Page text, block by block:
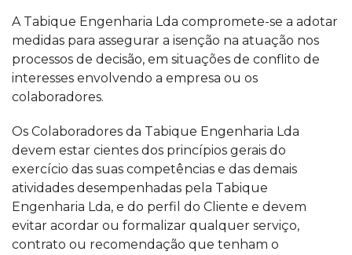
A Tabique Engenharia Lda compromete-se a adotar
medidas para assegurar a isenção na atuação nos
processos de decisão, em situações de conflito de
interesses envolvendo a empresa ou os
colaboradores.
Os Colaboradores da Tabique Engenharia Lda
devem estar cientes dos princípios gerais do
exercício das suas competências e das demais
atividades desempenhadas pela Tabique
Engenharia Lda, e do perfil do Cliente e devem
evitar acordar ou formalizar qualquer serviço,
contrato ou recomendação que tenham o